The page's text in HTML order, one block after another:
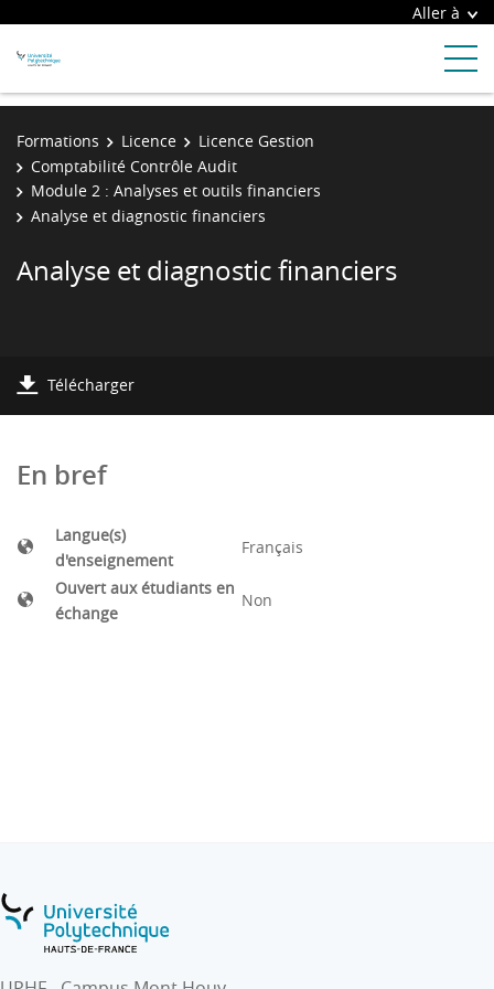
Aller à
Formations Licence
Licence Gestion
Comptabilité Contrôle Audit
Module 2 : Analyses et outils financiers
Analyse et diagnostic financiers
Analyse et diagnostic financiers
Télécharger
En bref
Langue(s)
d'enseignement
Français
Ouvert aux étudiants en
échange
Non